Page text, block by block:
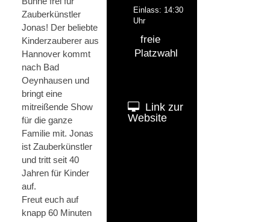
Zauberkünstler
Jonas! Der beliebte
Kinderzauberer aus
Hannover kommt
nach Bad
Oeynhausen und
bringt eine
mitreißende Show
für die ganze
Familie mit. Jonas
ist Zauberkünstler
und tritt seit 40
Jahren für Kinder
auf.
Freut euch auf
knapp 60 Minuten
Einlass: 14:30
Uhr
freie
Platzwahl
Link zur
Website